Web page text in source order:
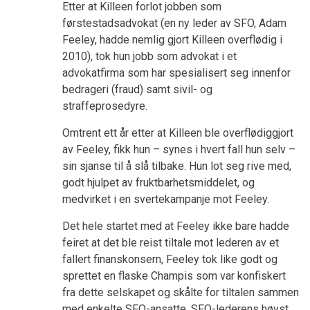
Etter at Killeen forlot jobben som
førstestadsadvokat (en ny leder av SFO, Adam
Feeley, hadde nemlig gjort Killeen overflødig i
2010), tok hun jobb som advokat i et
advokatfirma som har spesialisert seg innenfor
bedrageri (fraud) samt sivil- og
straffeprosedyre.
Omtrent ett år etter at Killeen ble overflødiggjort
av Feeley, fikk hun – synes i hvert fall hun selv –
sin sjanse til å slå tilbake. Hun lot seg rive med,
godt hjulpet av fruktbarhetsmiddelet, og
medvirket i en svertekampanje mot Feeley.
Det hele startet med at Feeley ikke bare hadde
feiret at det ble reist tiltale mot lederen av et
fallert finanskonsern, Feeley tok like godt og
sprettet en flaske Champis som var konfiskert
fra dette selskapet og skålte for tiltalen sammen